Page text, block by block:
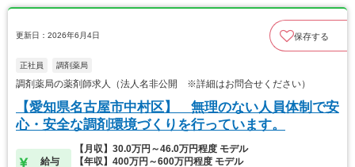
更新日：2026年6月4日 保存する
正社員 調剤薬局
調剤薬局の薬剤師求人（法人名非公開 ※詳細はお問合せください）
【愛知県名古屋市中村区】 無理のない人員体制で安
心・安全な調剤環境づくりを行っています。
給与
【月収】30.0万円～46.0万円程度 モデル
【年収】400万円～600万円程度 モデル